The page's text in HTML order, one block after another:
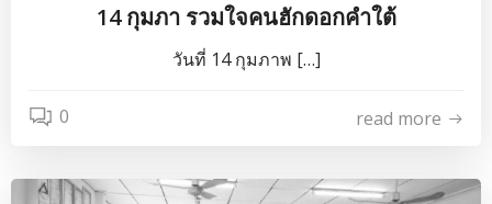
14 กุมภา รวมใจคนฮักดอกคำใต้
วันที่ 14 กุมภาพ […]
0 read more